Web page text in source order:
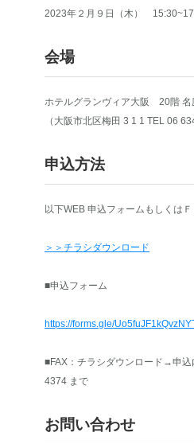
2023年２月９日（木）
会場
ホテルグランヴィア大阪 20階 名
（大阪市北区梅田 3 1 1 TEL 06
申込方法
以下WEB 申込フォームもしくは
＞＞チラシダウンロード
■申込フォーム
https://forms.gle/
■FAX：チラシダウンロード→申
4374 まで
お問い合わせ